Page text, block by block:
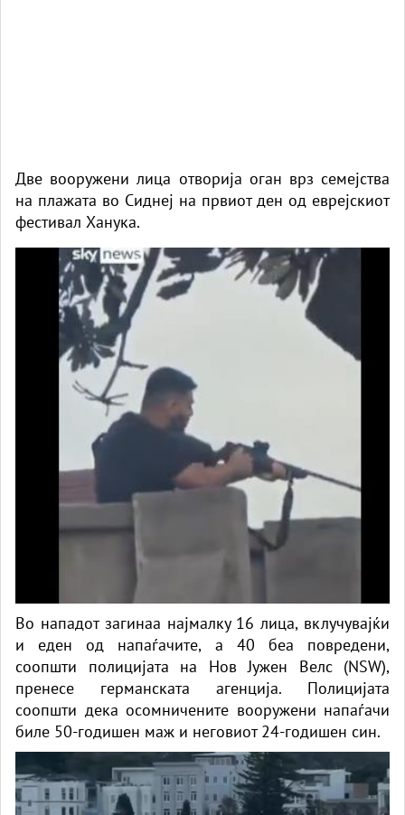
Две вооружени лица отворија оган врз семејства
на плажата во Сиднеј на првиот ден од еврејскиот
фестивал Ханука.
Во нападот загинаа најмалку 16 лица, вклучувајќи
и еден од напаѓачите, а 40 беа повредени,
соопшти полицијата на Нов Јужен Велс (NSW),
пренесе германската агенција. Полицијата
соопшти дека осомничените вооружени напаѓачи
биле 50-годишен маж и неговиот 24-годишен син.